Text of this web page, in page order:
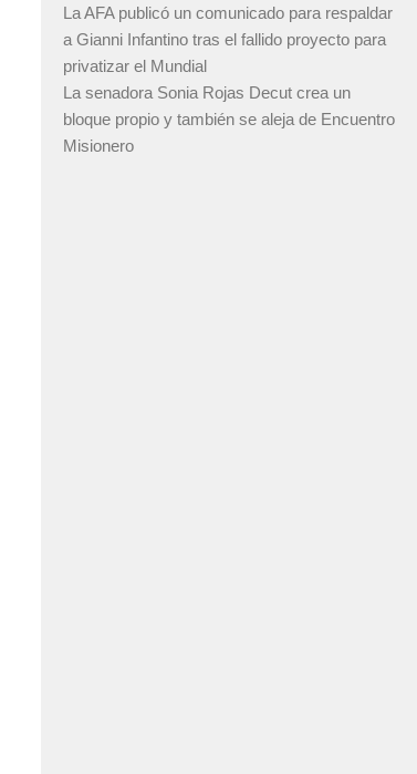
La AFA publicó un comunicado para respaldar
a Gianni Infantino tras el fallido proyecto para
privatizar el Mundial
La senadora Sonia Rojas Decut crea un
bloque propio y también se aleja de Encuentro
Misionero